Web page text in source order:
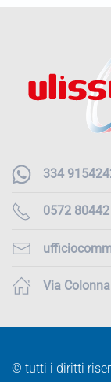
334
0572 80442
Via
© tutti i diritti